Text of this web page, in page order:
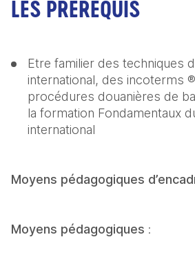
LES PRÉREQUIS
Etre familier des techniques
international, des incoterms
procédures douanières de
la formation Fondamentaux
international
Moyens pédagogiques
Moyens pédagogiques :